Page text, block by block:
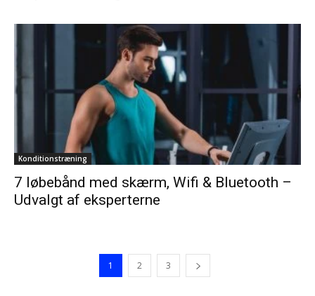
Konditionstræning
7 løbebånd med skærm, Wifi & Bluetooth –
Udvalgt af eksperterne
1 2 3